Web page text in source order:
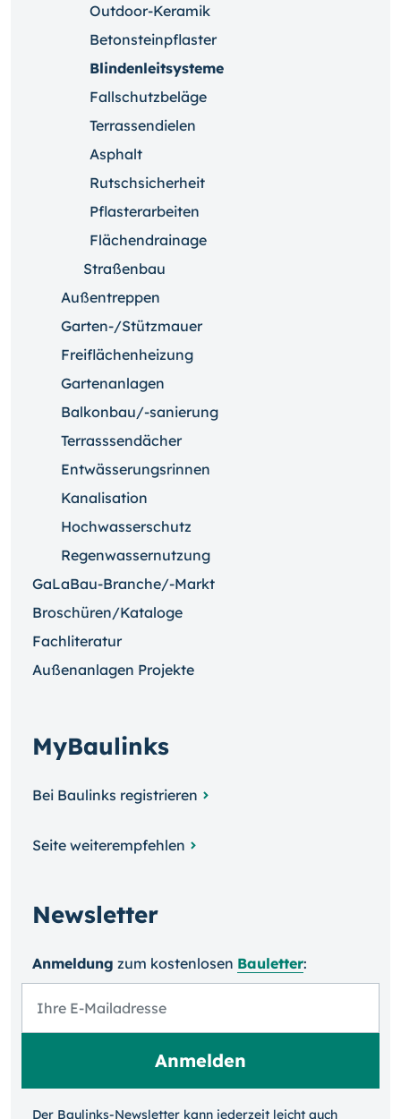
Outdoor-Keramik
Betonsteinpflaster
Blindenleitsysteme
Fallschutzbeläge
Terrassendielen
Asphalt
Rutschsicherheit
Pflasterarbeiten
Flächendrainage
Straßenbau
Außentreppen
Garten-/Stützmauer
Freiflächenheizung
Gartenanlagen
Balkonbau/-sanierung
Terrasssendächer
Entwässerungsrinnen
Kanalisation
Hochwasserschutz
Regenwassernutzung
GaLaBau-Branche/-Markt
Broschüren/Kataloge
Fachliteratur
Außenanlagen Projekte
MyBaulinks
Bei Baulinks registrieren
Seite weiterempfehlen
Newsletter
Anmeldung zum kosten­losen Bauletter:
Der Baulinks-Newsletter kann jeder­zeit leicht auch